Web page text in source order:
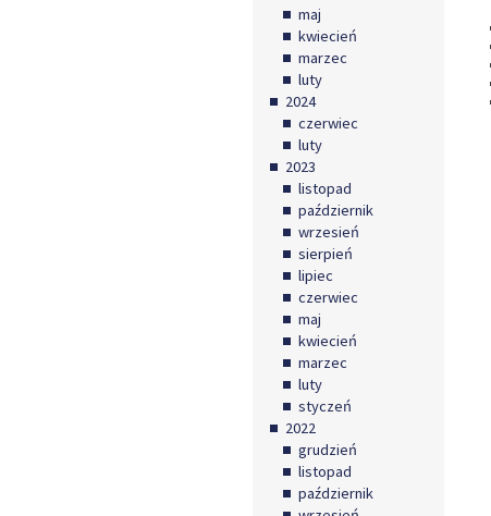
maj
kwiecień
marzec
luty
2024
czerwiec
luty
2023
listopad
październik
wrzesień
sierpień
lipiec
czerwiec
maj
kwiecień
marzec
luty
styczeń
2022
grudzień
listopad
październik